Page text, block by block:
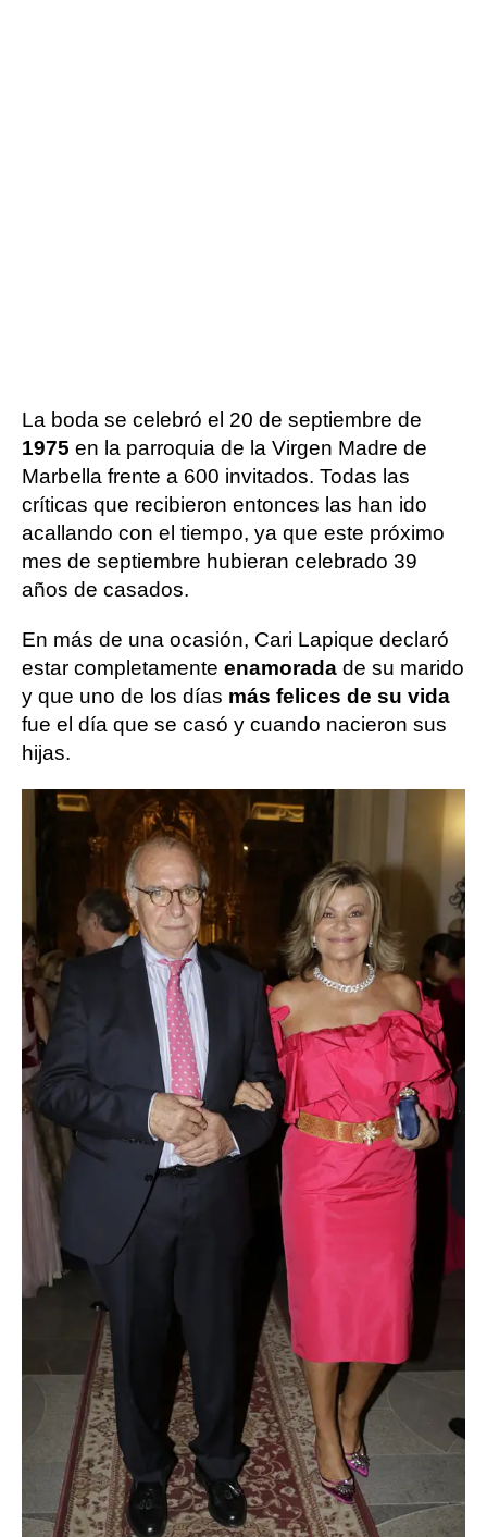
La boda se celebró el 20 de septiembre de
1975 en la parroquia de la Virgen Madre de
Marbella frente a 600 invitados. Todas las
críticas que recibieron entonces las han ido
acallando con el tiempo, ya que este próximo
mes de septiembre hubieran celebrado 39
años de casados.
En más de una ocasión, Cari Lapique declaró
estar completamente enamorada de su marido
y que uno de los días más felices de su vida
fue el día que se casó y cuando nacieron sus
hijas.